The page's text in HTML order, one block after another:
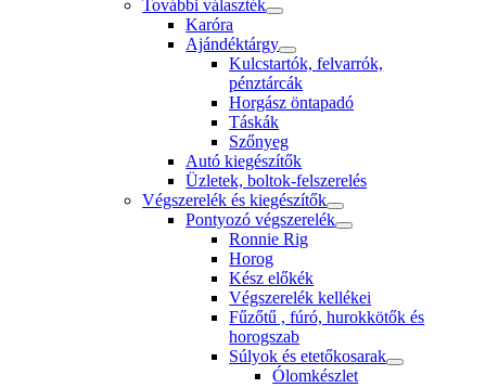
További választék
Karóra
Ajándéktárgy
Kulcstartók, felvarrók,
pénztárcák
Horgász öntapadó
Táskák
Szőnyeg
Autó kiegészítők
Üzletek, boltok-felszerelés
Végszerelék és kiegészítők
Pontyozó végszerelék
Ronnie Rig
Horog
Kész előkék
Végszerelék kellékei
Fűzőtű , fúró, hurokkötők és
horogszab
Súlyok és etetőkosarak
Ólomkészlet